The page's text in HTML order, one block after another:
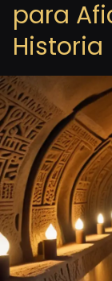
para
Historia